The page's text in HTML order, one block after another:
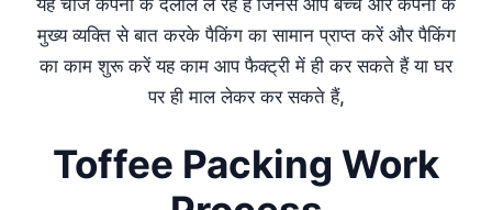
यह चार्ज कंपनी के दलाल ले रहे हैं जिनसे आप बच्चे और कंपनी के
मुख्य व्यक्ति से बात करके पैकिंग का सामान प्राप्त करें और पैकिंग
का काम शुरू करें यह काम आप फैक्ट्री में ही कर सकते हैं या घर
पर ही माल लेकर कर सकते हैं,
Toffee Packing Work